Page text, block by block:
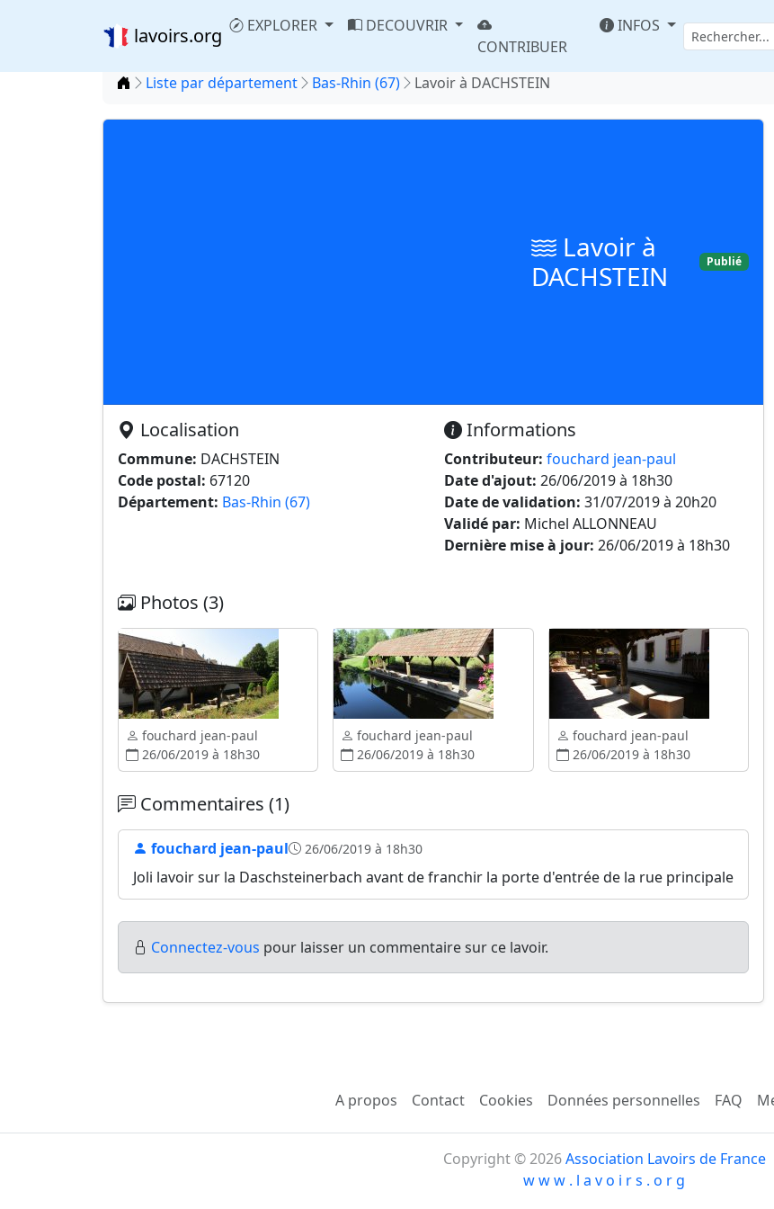
lavoirs.org EXPLORER
DECOUVRIR
CONTRIBUER
INFOS
Accueil
Liste par département Bas-Rhin (67) Lavoir à DACHSTEIN
Lavoir à
DACHSTEIN
Publié
Localisation
Commune: DACHSTEIN
Code postal: 67120
Département: Bas-Rhin (67)
Informations
Contributeur: fouchard jean-paul
Date d'ajout: 26/06/2019 à 18h30
Date de validation: 31/07/2019 à 20h20
Validé par: Michel ALLONNEAU
Dernière mise à jour: 26/06/2019 à 18h30
Photos (3)
fouchard jean-paul
26/06/2019 à 18h30
fouchard jean-paul
26/06/2019 à 18h30
fouchard jean-paul
26/06/2019 à 18h30
Commentaires (1)
fouchard jean-paul 26/06/2019 à 18h30
Joli lavoir sur la Daschsteinerbach avant de franchir la porte d'entrée de la rue principale
Connectez-vous pour laisser un commentaire sur ce lavoir.
A propos Contact Cookies Données personnelles FAQ
Copyright © 2026Association Lavoirs de France
w w w . l a v o i r s . o r g